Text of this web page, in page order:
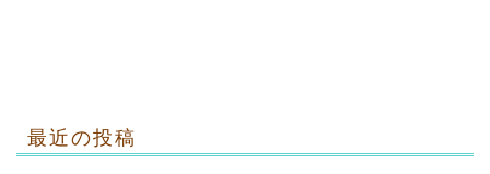
最近の投稿